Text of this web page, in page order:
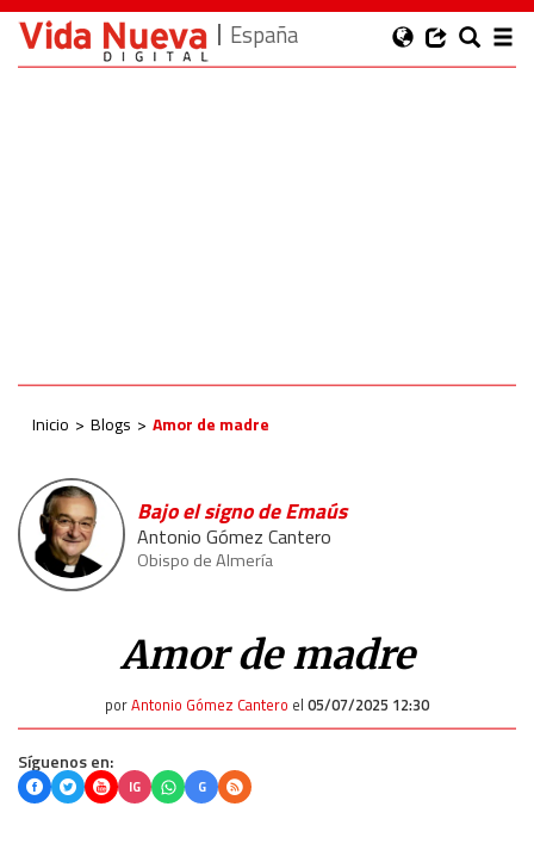
España
Inicio Blogs Amor de madre
Bajo el signo de Emaús
Antonio Gómez Cantero
Obispo de Almería
Amor de madre
porAntonio Gómez Cantero el 05/07/2025 12:30
Síguenos en:
IG G